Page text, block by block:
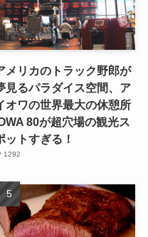
メリカのトラック野郎が
見るパラダイス空間、ア
オワの世界最大の休憩所
80が超穴場の観光ス
ットすぎる！
1292